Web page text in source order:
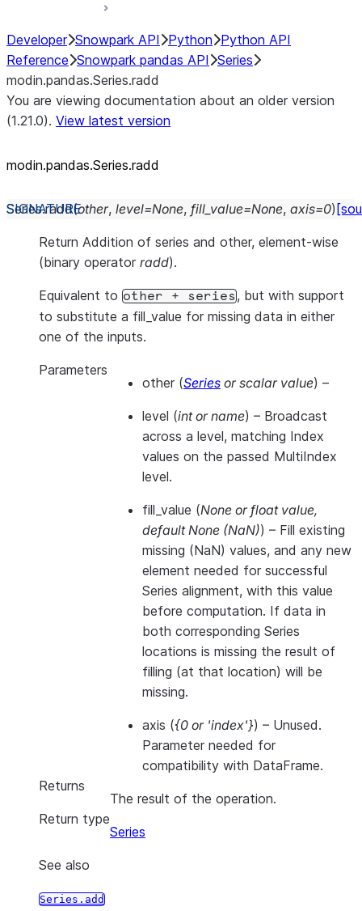
Developer Snowpark API Python Python API
Reference Snowpark pandas API Series
modin.pandas.Series.radd
You are viewing documentation about an older version
(1.21.0). View latest version
modin.pandas.Series.radd
Series.radd(other, level=None, fill_value=None, axis=0)
Return Addition of series and other, element-wise
(binary operator radd).
Equivalent to other + series, but with support
to substitute a fill_value for missing data in either
one of the inputs.
Parameters
other (Series orscalar value) –
level (intorname) – Broadcast
across a level, matching Index
values on the passed MultiIndex
level.
fill_value (None orfloat value,
default None (NaN)) – Fill existing
missing (NaN) values, and any new
element needed for successful
Series alignment, with this value
before computation. If data in
both corresponding Series
locations is missing the result of
filling (at that location) will be
missing.
axis ({0 or 'index'}) – Unused.
Parameter needed for
compatibility with DataFrame.
Returns
The result of the operation.
Return type
Series
See also
Series.add